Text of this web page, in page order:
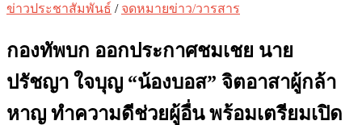
ข่าวประชาสัมพันธ์ / จดหมายข่าว/วารสาร
กองทัพบก ออกประกาศชมเชย นาย
ปรัชญา ใจบุญ “น้องบอส” จิตอาสาผู้กล้า
หาญ ทำความดีช่วยผู้อื่น พร้อมเตรียมเปิด